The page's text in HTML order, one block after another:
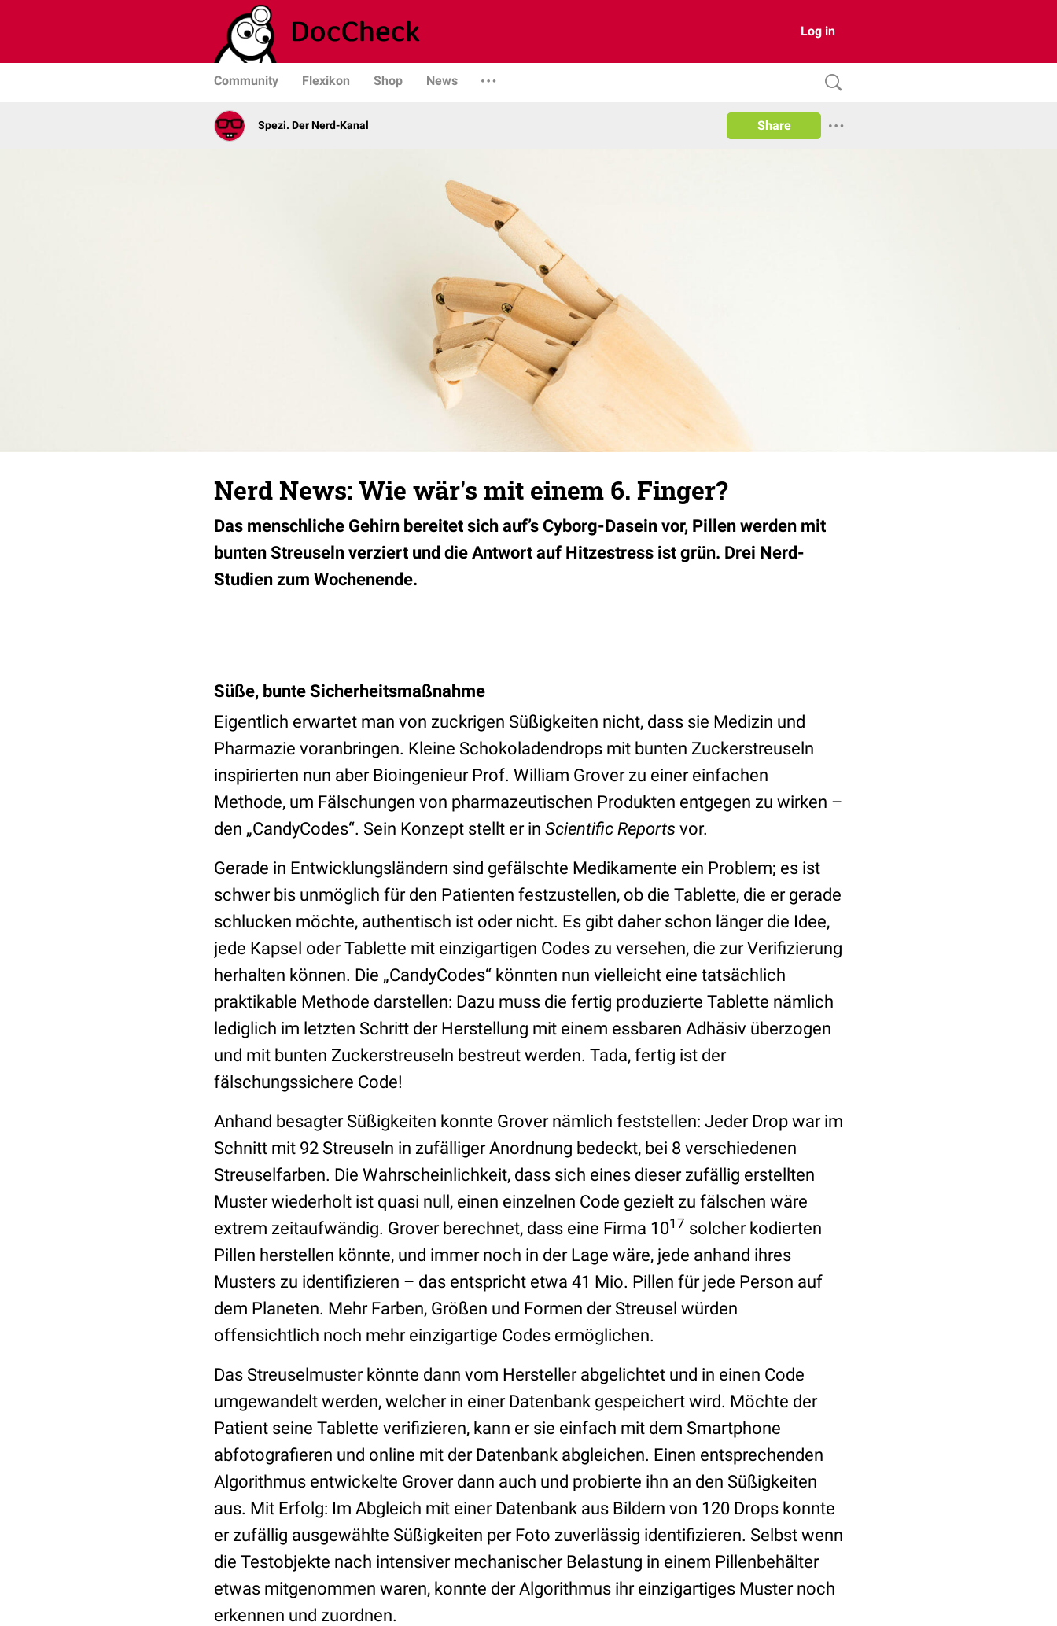
Log in
Community Flexikon Shop News
Spezi. Der Nerd-Kanal Share
Nerd News: Wie wär's mit einem 6. Finger?
Das menschliche Gehirn bereitet sich auf’s Cyborg-Dasein vor, Pillen werden mit
bunten Streuseln verziert und die Antwort auf Hitzestress ist grün. Drei Nerd-
Studien zum Wochenende.
Süße, bunte Sicherheitsmaßnahme
Eigentlich erwartet man von zuckrigen Süßigkeiten nicht, dass sie Medizin und
Pharmazie voranbringen. Kleine Schokoladendrops mit bunten Zuckerstreuseln
inspirierten nun aber Bioingenieur Prof. William Grover zu einer einfachen
Methode, um Fälschungen von pharmazeutischen Produkten entgegen zu wirken –
den „CandyCodes“. Sein Konzept stellt er in Scientific Reports vor.
Gerade in Entwicklungsländern sind gefälschte Medikamente ein Problem; es ist
schwer bis unmöglich für den Patienten festzustellen, ob die Tablette, die er gerade
schlucken möchte, authentisch ist oder nicht. Es gibt daher schon länger die Idee,
jede Kapsel oder Tablette mit einzigartigen Codes zu versehen, die zur Verifizierung
herhalten können. Die „CandyCodes“ könnten nun vielleicht eine tatsächlich
praktikable Methode darstellen: Dazu muss die fertig produzierte Tablette nämlich
lediglich im letzten Schritt der Herstellung mit einem essbaren Adhäsiv überzogen
und mit bunten Zuckerstreuseln bestreut werden. Tada, fertig ist der
fälschungssichere Code!
Anhand besagter Süßigkeiten konnte Grover nämlich feststellen: Jeder Drop war im
Schnitt mit 92 Streuseln in zufälliger Anordnung bedeckt, bei 8 verschiedenen
Streuselfarben. Die Wahrscheinlichkeit, dass sich eines dieser zufällig erstellten
Muster wiederholt ist quasi null, einen einzelnen Code gezielt zu fälschen wäre
extrem zeitaufwändig. Grover berechnet, dass eine Firma 1017 solcher kodierten
Pillen herstellen könnte, und immer noch in der Lage wäre, jede anhand ihres
Musters zu identifizieren – das entspricht etwa 41 Mio. Pillen für jede Person auf
dem Planeten. Mehr Farben, Größen und Formen der Streusel würden
offensichtlich noch mehr einzigartige Codes ermöglichen.
Das Streuselmuster könnte dann vom Hersteller abgelichtet und in einen Code
umgewandelt werden, welcher in einer Datenbank gespeichert wird. Möchte der
Patient seine Tablette verifizieren, kann er sie einfach mit dem Smartphone
abfotografieren und online mit der Datenbank abgleichen. Einen entsprechenden
Algorithmus entwickelte Grover dann auch und probierte ihn an den Süßigkeiten
aus. Mit Erfolg: Im Abgleich mit einer Datenbank aus Bildern von 120 Drops konnte
er zufällig ausgewählte Süßigkeiten per Foto zuverlässig identifizieren. Selbst wenn
die Testobjekte nach intensiver mechanischer Belastung in einem Pillenbehälter
etwas mitgenommen waren, konnte der Algorithmus ihr einzigartiges Muster noch
erkennen und zuordnen.